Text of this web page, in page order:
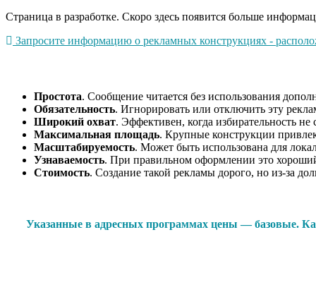
Страница в разработке. Скоро здесь появится больше
Запросите информацию о рекламных конструкциях -
Простота. Сообщение читается без использования
Обязательность. Игнорировать или отключить эту
Широкий охват. Эффективен, когда избирательность не
Максимальная площадь. Крупные конструкции
Масштабируемость. Может быть использована для
Узнаваемость. При правильном оформлении это
Стоимость. Создание такой рекламы дорого, но из-за
Указанные в адресных программах цены — базовые.